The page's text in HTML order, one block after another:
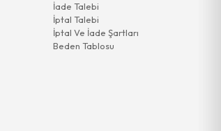
İade Talebi
İptal Talebi
İptal Ve İade Şartları
Beden Tablosu